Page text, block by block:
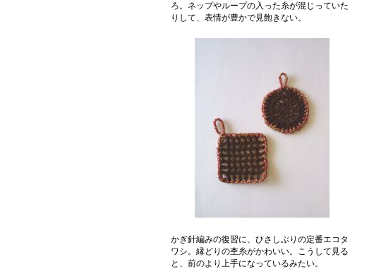
ろ。ネップやループの入った糸が混じっていた
りして、表情が豊かで見飽きない。
かぎ針編みの復習に、ひさしぶりの定番エコタ
ワシ。縁どりの杢糸がかわいい。こうして見る
と、前のより上手になっているみたい。